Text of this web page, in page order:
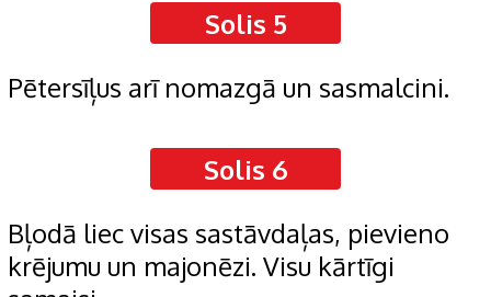
Solis 5
Pētersīļus arī nomazgā un sasmalcini.
Solis 6
Bļodā liec visas sastāvdaļas, pievieno
krējumu un majonēzi. Visu kārtīgi